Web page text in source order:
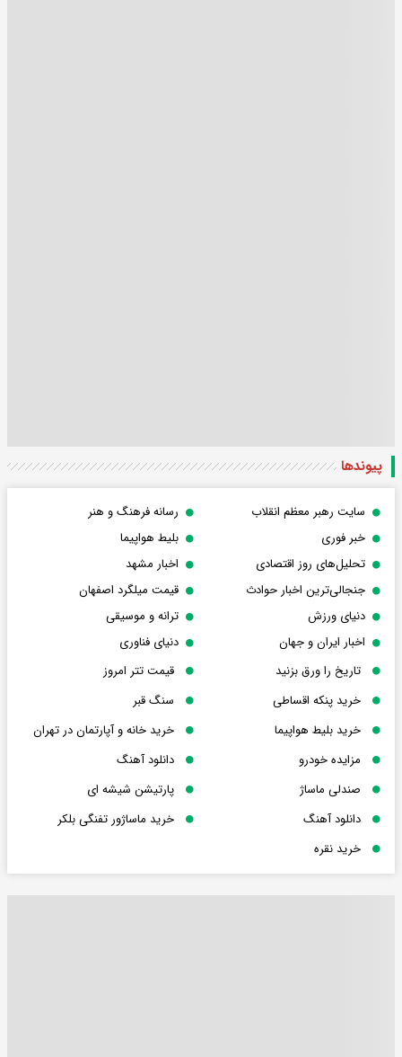
پیوندها
سایت رهبر معظم انقلاب
رسانه فرهنگ و هنر
خبر فوری
بلیط هواپیما
تحلیل‌های روز اقتصادی
اخبار مشهد
جنجالی‌ترین اخبار حوادث
قیمت میلگرد اصفهان
دنیای ورزش
ترانه و موسیقی
اخبار ایران و جهان
دنیای فناوری
تاریخ را ورق بزنید
قیمت تتر امروز
خرید پنکه اقساطی
سنگ قبر
خرید بلیط هواپیما
خرید خانه و آپارتمان در تهران
مزایده خودرو
دانلود آهنگ
صندلی ماساژ
پارتیشن شیشه ای
دانلود آهنگ
خرید ماساژور تفنگی بلکر
خرید نقره